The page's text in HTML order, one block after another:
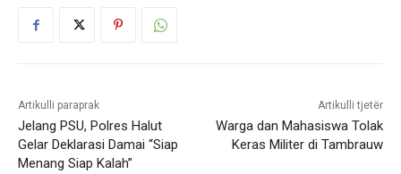
Artikulli paraprak
Jelang PSU, Polres Halut
Gelar Deklarasi Damai “Siap
Menang Siap Kalah”
Artikulli tjetër
Warga dan Mahasiswa Tolak
Keras Militer di Tambrauw